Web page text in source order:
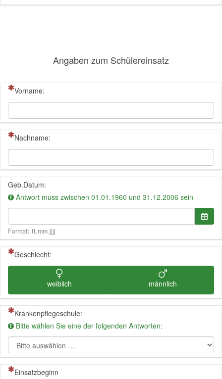
Angaben zum Schülereinsatz
(Dies ist eine Pflichtfrage.)
Vorname:
(Dies ist eine Pflichtfrage.)
Nachname:
Geb.Datum:
Antwort muss zwischen 01.01.1960 und 31.12.2006 sein
Datumsformat: tt.mm.jjjj
Format: tt.mm.jjjj
(Dies ist eine Pflichtfrage.)
Geschlecht:
weiblich männlich
(Dies ist eine Pflichtfrage.)
Krankenpflegeschule:
Bitte wählen Sie eine der folgenden Antworten:
(Dies ist eine Pflichtfrage.)
Einsatzbeginn